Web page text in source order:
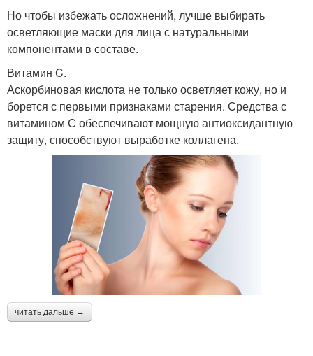
Но чтобы избежать осложнений, лучше выбирать
осветляющие маски для лица с натуральными
компонентами в составе.
Витамин C.
Аскорбиновая кислота не только осветляет кожу, но и
борется с первыми признаками старения. Средства с
витамином С обеспечивают мощную антиоксидантную
защиту, способствуют выработке коллагена.
читать дальше →